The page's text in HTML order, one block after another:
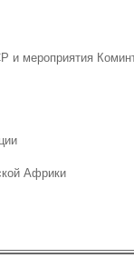
и мероприятия
Африки